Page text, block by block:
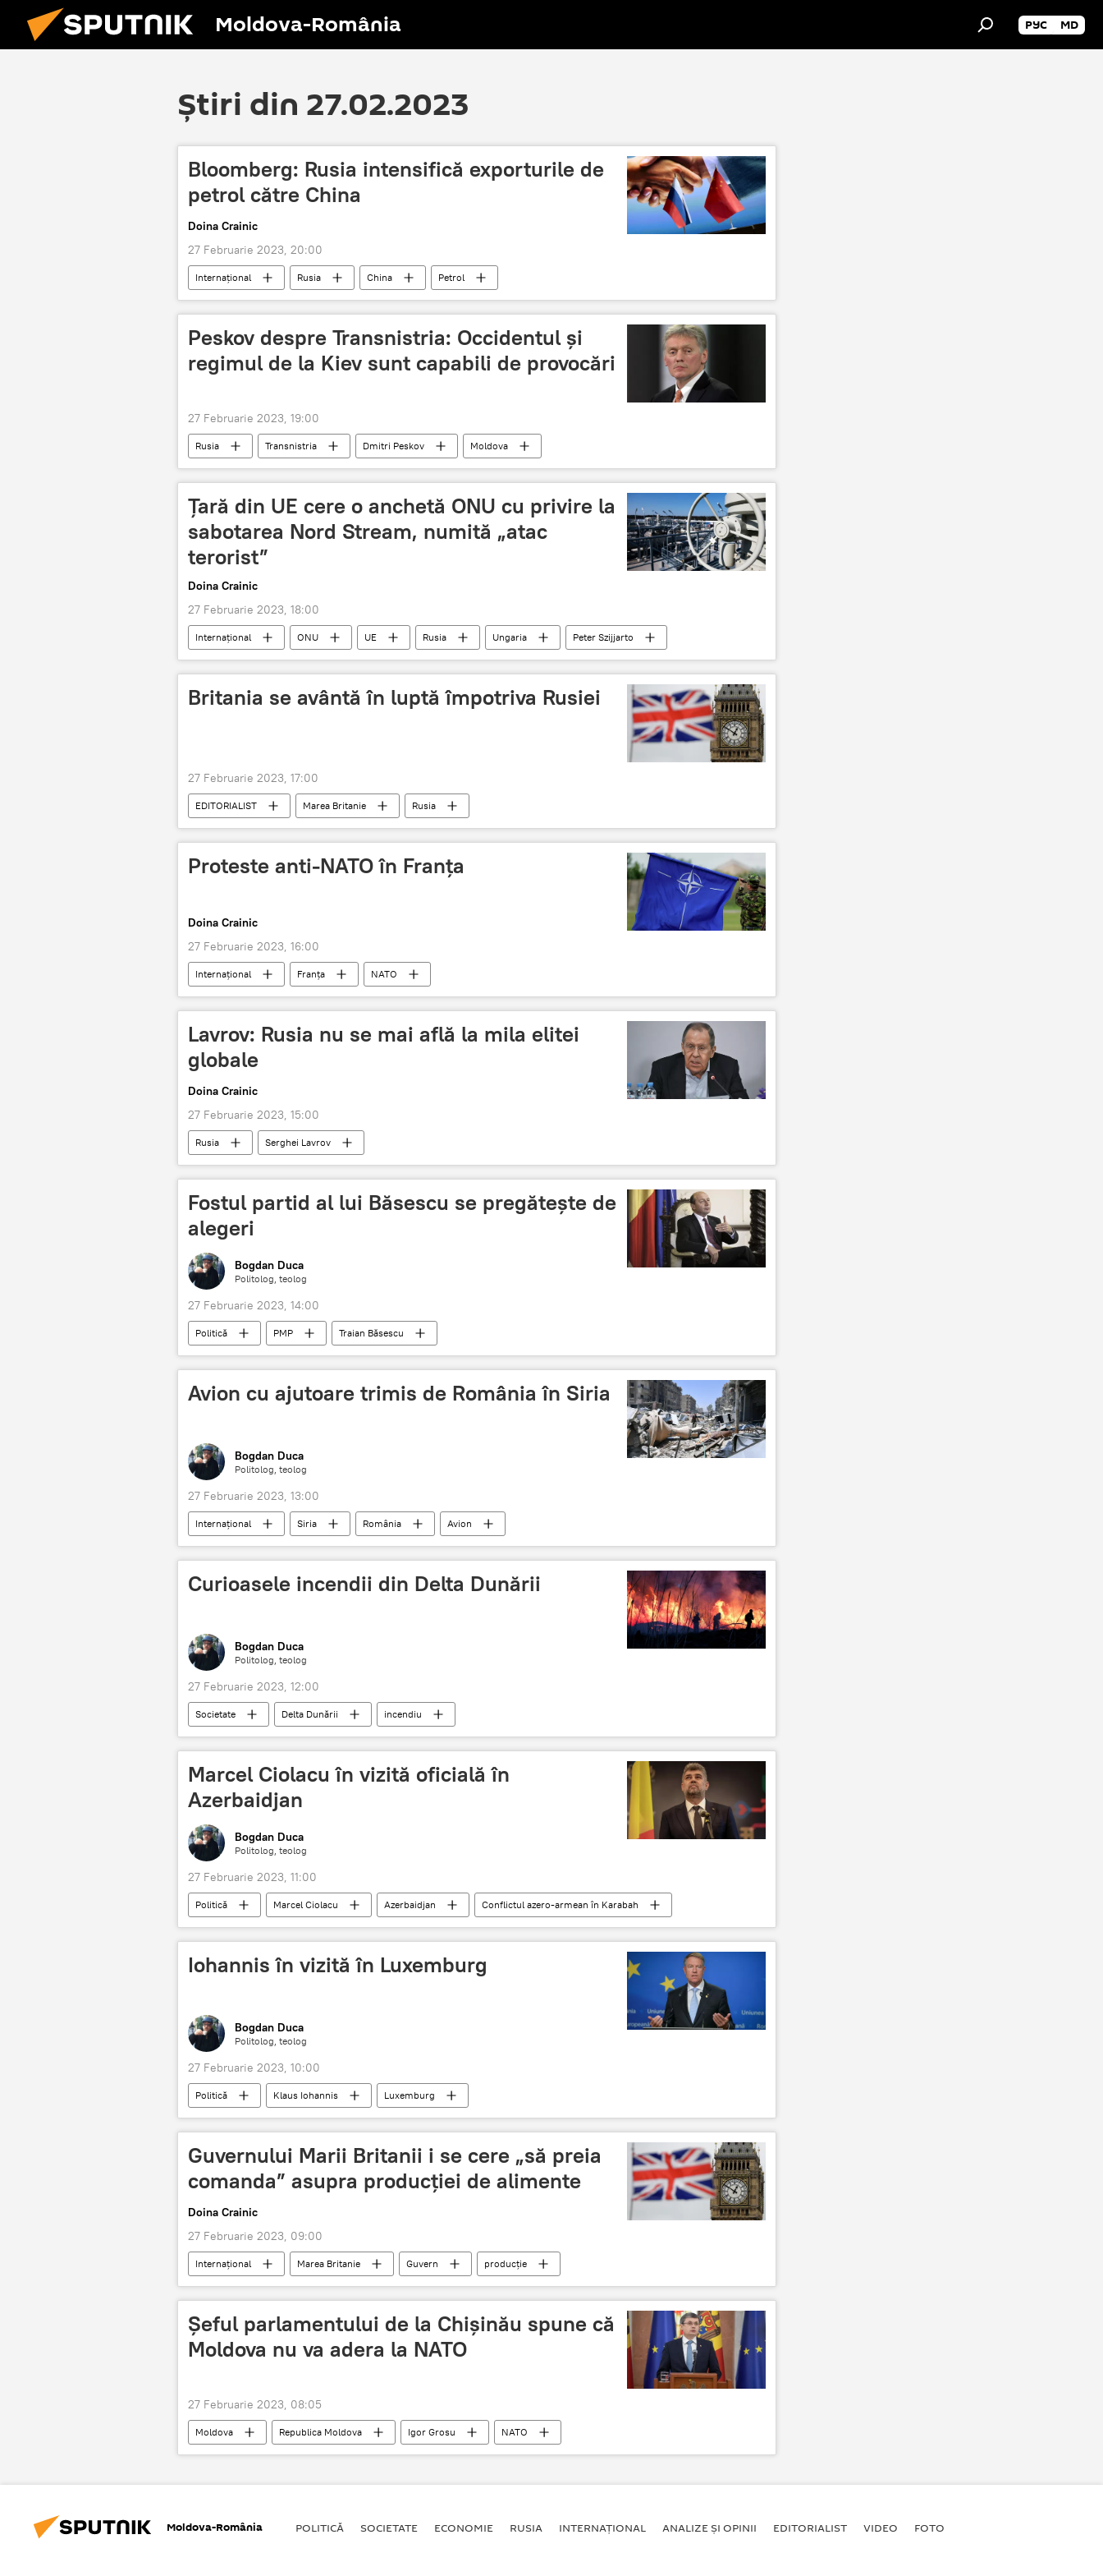
Moldova-România РУС MD
Știri din 27.02.2023
Bloomberg: Rusia intensifică exporturile de
petrol către China
Doina Crainic
27 Februarie 2023, 20:00
Internaţional Rusia China Petrol
Peskov despre Transnistria: Occidentul și
regimul de la Kiev sunt capabili de provocări
27 Februarie 2023, 19:00
Rusia Transnistria Dmitri Peskov Moldova
Ţară din UE cere o anchetă ONU cu privire la
sabotarea Nord Stream, numită „atac
terorist”
Doina Crainic
27 Februarie 2023, 18:00
Internaţional ONU UE Rusia Ungaria Peter Szijjarto
Britania se avântă în luptă împotriva Rusiei
27 Februarie 2023, 17:00
EDITORIALIST Marea Britanie Rusia
Proteste anti-NATO în Franța
Doina Crainic
27 Februarie 2023, 16:00
Internaţional Franța NATO
Lavrov: Rusia nu se mai află la mila elitei
globale
Doina Crainic
27 Februarie 2023, 15:00
Rusia Serghei Lavrov
Fostul partid al lui Băsescu se pregătește de
alegeri
Bogdan Duca
Politolog, teolog
27 Februarie 2023, 14:00
Politică PMP Traian Băsescu
Avion cu ajutoare trimis de România în Siria
Bogdan Duca
Politolog, teolog
27 Februarie 2023, 13:00
Internaţional Siria România Avion
Curioasele incendii din Delta Dunării
Bogdan Duca
Politolog, teolog
27 Februarie 2023, 12:00
Societate Delta Dunării incendiu
Marcel Ciolacu în vizită oficială în
Azerbaidjan
Bogdan Duca
Politolog, teolog
27 Februarie 2023, 11:00
Politică Marcel Ciolacu Azerbaidjan Conflictul azero-armean în Karabah
Iohannis în vizită în Luxemburg
Bogdan Duca
Politolog, teolog
27 Februarie 2023, 10:00
Politică Klaus Iohannis Luxemburg
Guvernului Marii Britanii i se cere „să preia
comanda” asupra producției de alimente
Doina Crainic
27 Februarie 2023, 09:00
Internaţional Marea Britanie Guvern producție
Șeful parlamentului de la Chișinău spune că
Moldova nu va adera la NATO
27 Februarie 2023, 08:05
Moldova Republica Moldova Igor Grosu NATO
Moldova-România POLITICĂ SOCIETATE ECONOMIE RUSIA INTERNAŢIONAL ANALIZE ȘI OPINII EDITORIALIST VIDEO FOTO